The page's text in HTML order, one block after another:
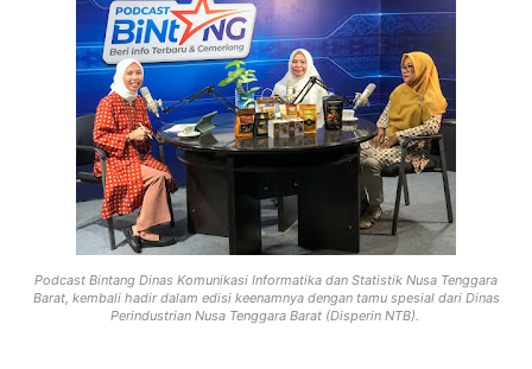
Podcast Bintang Dinas Komunikasi Informatika dan Statistik Nusa Tenggara
Barat, kembali hadir dalam edisi keenamnya dengan tamu spesial dari Dinas
Perindustrian Nusa Tenggara Barat (Disperin NTB).